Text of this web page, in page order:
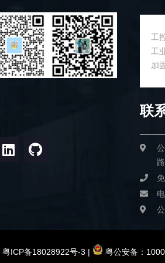
工
工
加
联
粤ICP备18028922号-3 | 粤公安备：